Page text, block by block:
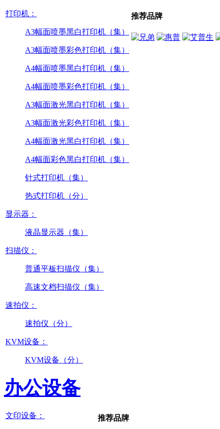
打印机：
A3幅面喷墨黑白打印机（集）
A3幅面喷墨彩色打印机（集）
A4幅面喷墨黑白打印机（集）
A4幅面喷墨彩色打印机（集）
A3幅面激光黑白打印机（集）
A3幅面激光彩色打印机（集）
A4幅面激光黑白打印机（集）
A4幅面彩色黑白打印机（集）
针式打印机（集）
热式打印机（分）
显示器：
液晶显示器（集）
扫描仪：
普通平板扫描仪（集）
高速文档扫描仪（集）
速拍仪：
速拍仪（分）
KVM设备：
KVM设备（分）
推荐品牌
办公设备
文印设备： 推荐品牌